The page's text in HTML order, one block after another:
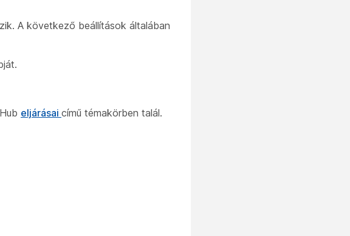
A következő beállítások általában
eljárásai című témakörben talál.